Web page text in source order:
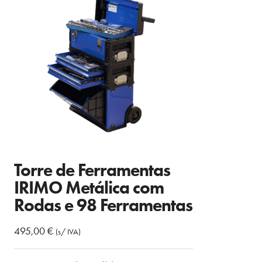
Torre de Ferramentas
IRIMO Metálica com
Rodas e 98 Ferramentas
495,00€ (s/ IVA)